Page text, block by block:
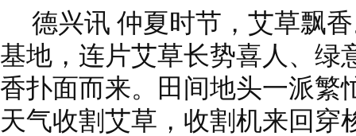
德兴讯 仲夏时节，艾草飘
基地，连片艾草长势喜人、绿
香扑面而来。田间地头一派繁
天气收割艾草，收割机来回穿